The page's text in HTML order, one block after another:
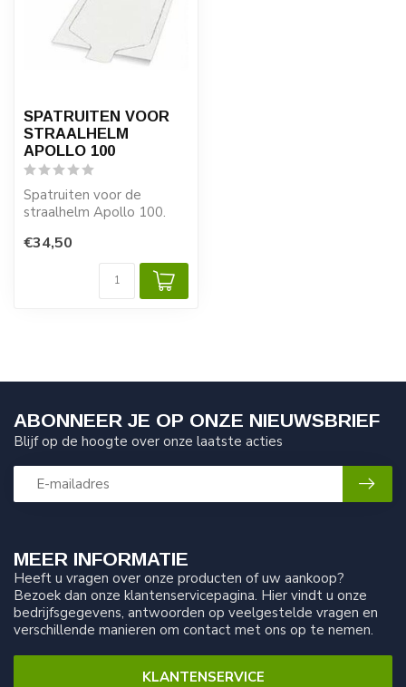
SPATRUITEN VOOR
STRAALHELM
APOLLO 100
Spatruiten voor de
straalhelm Apollo 100.
de wegtrekruit...
€34,50
MEER INFORMATIE
Heeft u vragen over onze producten of uw aankoop?
Bezoek dan onze klantenservicepagina. Hier vindt u onze
bedrijfsgegevens, antwoorden op veelgestelde vragen en
verschillende manieren om contact met ons op te nemen.
KLANTENSERVICE
ABONNEER JE OP ONZE NIEUWSBRIEF
Blijf op de hoogte over onze laatste acties